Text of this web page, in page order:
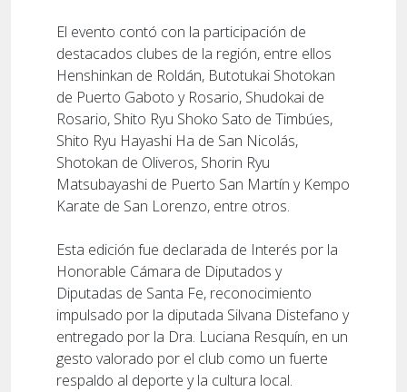
El evento contó con la participación de
destacados clubes de la región, entre ellos
Henshinkan de Roldán, Butotukai Shotokan
de Puerto Gaboto y Rosario, Shudokai de
Rosario, Shito Ryu Shoko Sato de Timbúes,
Shito Ryu Hayashi Ha de San Nicolás,
Shotokan de Oliveros, Shorin Ryu
Matsubayashi de Puerto San Martín y Kempo
Karate de San Lorenzo, entre otros.
Esta edición fue declarada de Interés por la
Honorable Cámara de Diputados y
Diputadas de Santa Fe, reconocimiento
impulsado por la diputada Silvana Distefano y
entregado por la Dra. Luciana Resquín, en un
gesto valorado por el club como un fuerte
respaldo al deporte y la cultura local.